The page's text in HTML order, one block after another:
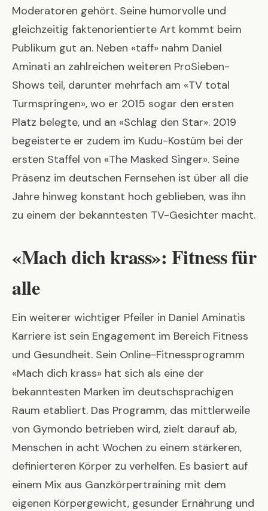
Moderatoren gehört. Seine humorvolle und
gleichzeitig faktenorientierte Art kommt beim
Publikum gut an. Neben «taff» nahm Daniel
Aminati an zahlreichen weiteren ProSieben-
Shows teil, darunter mehrfach am «TV total
Turmspringen», wo er 2015 sogar den ersten
Platz belegte, und an «Schlag den Star». 2019
begeisterte er zudem im Kudu-Kostüm bei der
ersten Staffel von «The Masked Singer». Seine
Präsenz im deutschen Fernsehen ist über all die
Jahre hinweg konstant hoch geblieben, was ihn
zu einem der bekanntesten TV-Gesichter macht.
«Mach dich krass»: Fitness für
alle
Ein weiterer wichtiger Pfeiler in Daniel Aminatis
Karriere ist sein Engagement im Bereich Fitness
und Gesundheit. Sein Online-Fitnessprogramm
«Mach dich krass» hat sich als eine der
bekanntesten Marken im deutschsprachigen
Raum etabliert. Das Programm, das mittlerweile
von Gymondo betrieben wird, zielt darauf ab,
Menschen in acht Wochen zu einem stärkeren,
definierteren Körper zu verhelfen. Es basiert auf
einem Mix aus Ganzkörpertraining mit dem
eigenen Körpergewicht, gesunder Ernährung und